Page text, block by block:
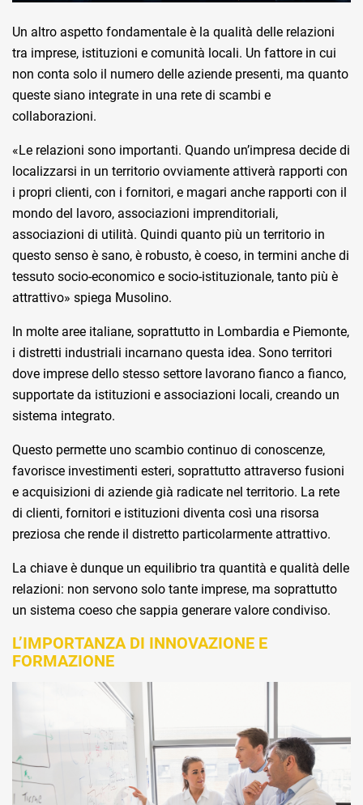
Un altro aspetto fondamentale è la qualità delle relazioni
tra imprese, istituzioni e comunità locali. Un fattore in cui
non conta solo il numero delle aziende presenti, ma quanto
queste siano integrate in una rete di scambi e
collaborazioni.
«Le relazioni sono importanti. Quando un’impresa decide di
localizzarsi in un territorio ovviamente attiverà rapporti con
i propri clienti, con i fornitori, e magari anche rapporti con il
mondo del lavoro, associazioni imprenditoriali,
associazioni di utilità. Quindi quanto più un territorio in
questo senso è sano, è robusto, è coeso, in termini anche di
tessuto socio-economico e socio-istituzionale, tanto più è
attrattivo» spiega Musolino.
In molte aree italiane, soprattutto in Lombardia e Piemonte,
i distretti industriali incarnano questa idea. Sono territori
dove imprese dello stesso settore lavorano fianco a fianco,
supportate da istituzioni e associazioni locali, creando un
sistema integrato.
Questo permette uno scambio continuo di conoscenze,
favorisce investimenti esteri, soprattutto attraverso fusioni
e acquisizioni di aziende già radicate nel territorio. La rete
di clienti, fornitori e istituzioni diventa così una risorsa
preziosa che rende il distretto particolarmente attrattivo.
La chiave è dunque un equilibrio tra quantità e qualità delle
relazioni: non servono solo tante imprese, ma soprattutto
un sistema coeso che sappia generare valore condiviso.
L’IMPORTANZA DI INNOVAZIONE E
FORMAZIONE